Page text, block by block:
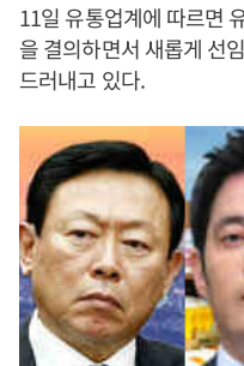
11일 유통업계에 따르면
을 결의하면서 새롭게 선
드러내고 있다.